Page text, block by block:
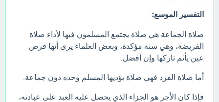
التفسير الموسع:
صلاة الجماعة هي صلاة يجتمع المسلمون فيها لأداء صلاة
الفريضة، وهي سنة مؤكدة، وبعض العلماء يرى أنها فرض
عين يأثم تاركها وإن أفضل.
أما صلاة الفرد فهي صلاة يؤديها المسلم وحده دون جماعة.
فإذا كان الأجر هو الجزاء الذي يحصل عليه العبد على عبادته،